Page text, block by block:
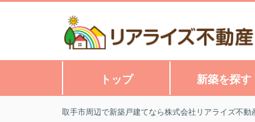
トップ 新築を探す
取手市周辺で新築戸建てなら株式会社リアライズ不動